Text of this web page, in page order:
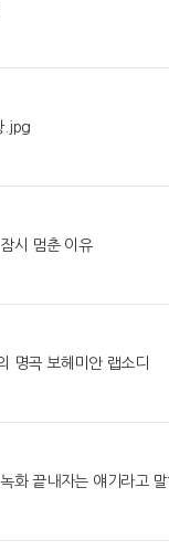
.jpg
시 멈춘 이유
명곡 보헤미안 랩소디
화 끝내자는 얘기라고